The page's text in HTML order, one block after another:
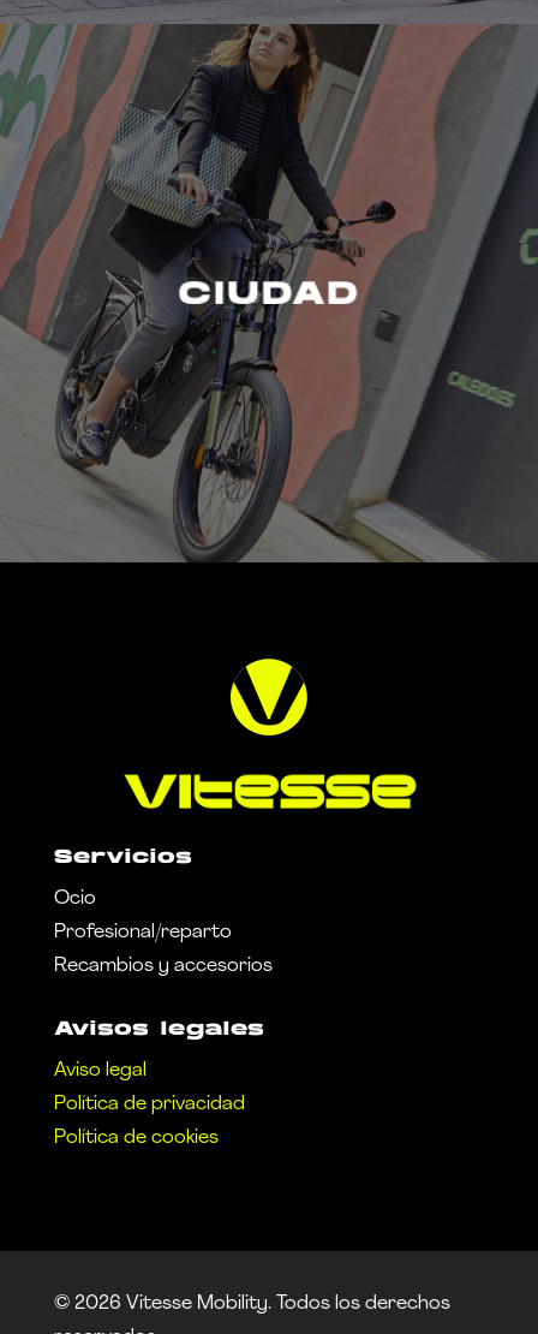
CIUDAD
CIUDAD
+ info
Servicios
Ocio
Profesional/reparto
Recambios y accesorios
Avisos legales
Aviso legal
Política de privacidad
Política de cookies
© 2026 Vitesse Mobility. Todos los derechos